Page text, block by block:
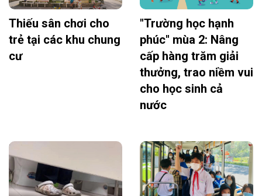
Thiếu sân chơi cho
trẻ tại các khu chung
cư
"Trường học hạnh
phúc" mùa 2: Nâng
cấp hàng trăm giải
thưởng, trao niềm vui
cho học sinh cả
nước